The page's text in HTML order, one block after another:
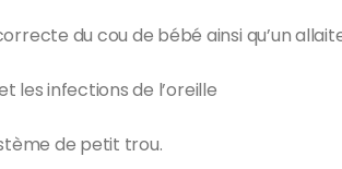
du cou de bébé ainsi qu’un
les infections de l’oreille
de petit trou.